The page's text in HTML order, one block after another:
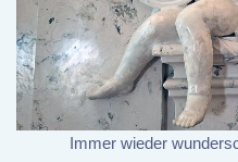
Immer wieder